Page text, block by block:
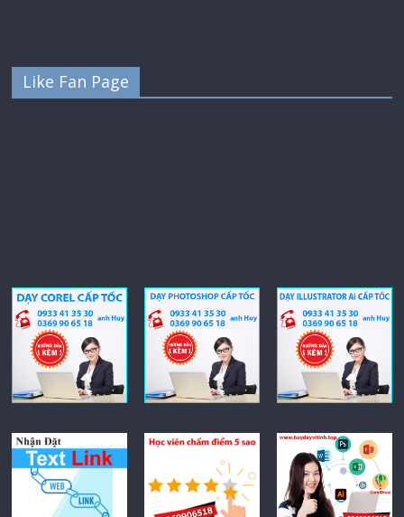
Like Fan Page